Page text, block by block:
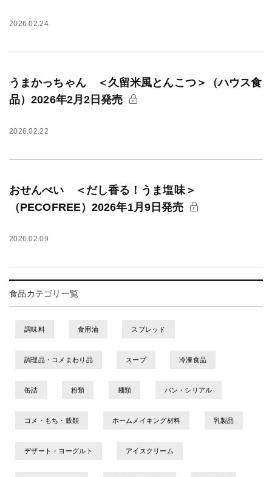
2026.02.24
うまかっちゃん ＜久留米風とんこつ＞（ハウス食
品）2026年2月2日発売
2026.02.22
おせんべい ＜だし香る！うま塩味＞
（PECOFREE）2026年1月9日発売
2026.02.09
食品カテゴリ一覧
調味料 食用油 スプレッド
調理品・コメまわり品 スープ 冷凍食品
缶詰 粉類 麺類 パン・シリアル
コメ・もち・穀類 ホームメイキング材料 乳製品
デザート・ヨーグルト アイスクリーム